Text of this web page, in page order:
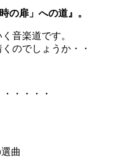
の扉」への道』。
音楽道です。
のでしょうか・・
・・・・
曲